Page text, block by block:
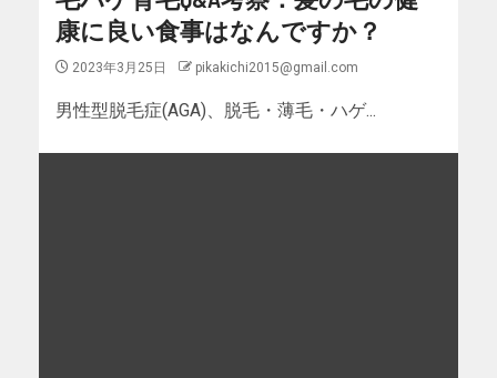
康に良い食事はなんですか？
2023年3月25日 pikakichi2015@gmail.com
男性型脱毛症(AGA)、脱毛・薄毛・ハゲ...